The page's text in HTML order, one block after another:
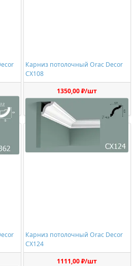
Карниз потолочный Orac Decor
CX108
1350,00 ₽/шт
Карниз потолочный Orac Decor
CX124
1111,00 ₽/шт